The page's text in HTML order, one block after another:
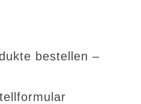
bestellen –